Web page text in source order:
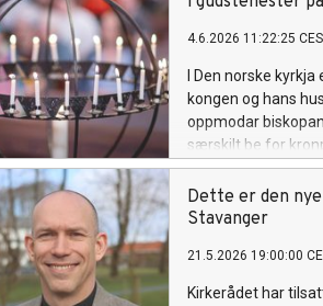
4.6.2026 11:22:25
I Den norske
kongen og hans
oppmodar
særskilt be for
familien.
Dette er den
Stavanger
21.5.2026 19:00:00
Kirkerådet har